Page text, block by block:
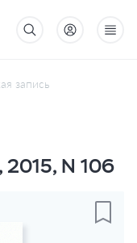
запись
2015, N 106